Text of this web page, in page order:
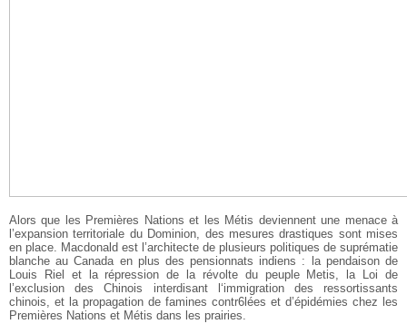
Alors que les Premières Nations et les Métis deviennent une menace à
l’expansion territoriale du Dominion, des mesures drastiques sont mises
en place. Macdonald est l’architecte de plusieurs politiques de suprématie
blanche au Canada en plus des pensionnats indiens : la pendaison de
Louis Riel et la répression de la révolte du peuple Metis, la Loi de
l’exclusion des Chinois interdisant l‘immigration des ressortissants
chinois, et la propagation de famines contr6lées et d’épidémies chez les
Premières Nations et Métis dans les prairies.